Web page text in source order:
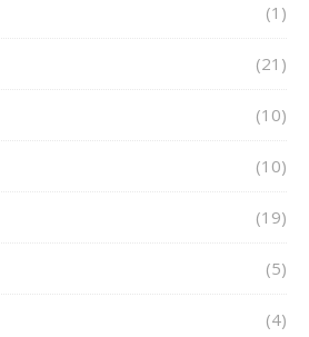
(1)
(21)
(10)
(10)
(19)
(5)
(4)